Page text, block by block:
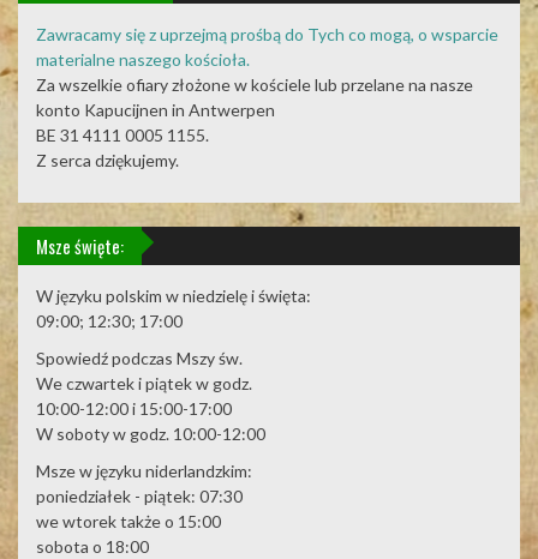
Zawracamy się z uprzejmą prośbą do Tych co mogą, o wsparcie
materialne naszego kościoła.
Za wszelkie ofiary złożone w kościele lub przelane na nasze
konto Kapucijnen in Antwerpen
BE 31 4111 0005 1155.
Z serca dziękujemy.
Msze święte:
W języku polskim w niedzielę i święta:
09:00; 12:30; 17:00
Spowiedź podczas Mszy św.
We czwartek i piątek w godz.
10:00-12:00 i 15:00-17:00
W soboty w godz. 10:00-12:00
Msze w języku niderlandzkim:
poniedziałek - piątek: 07:30
we wtorek także o 15:00
sobota o 18:00